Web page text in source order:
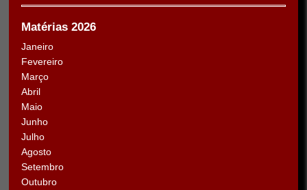
Matérias 2026
Janeiro
Fevereiro
Março
Abril
Maio
Junho
Julho
Agosto
Setembro
Outubro